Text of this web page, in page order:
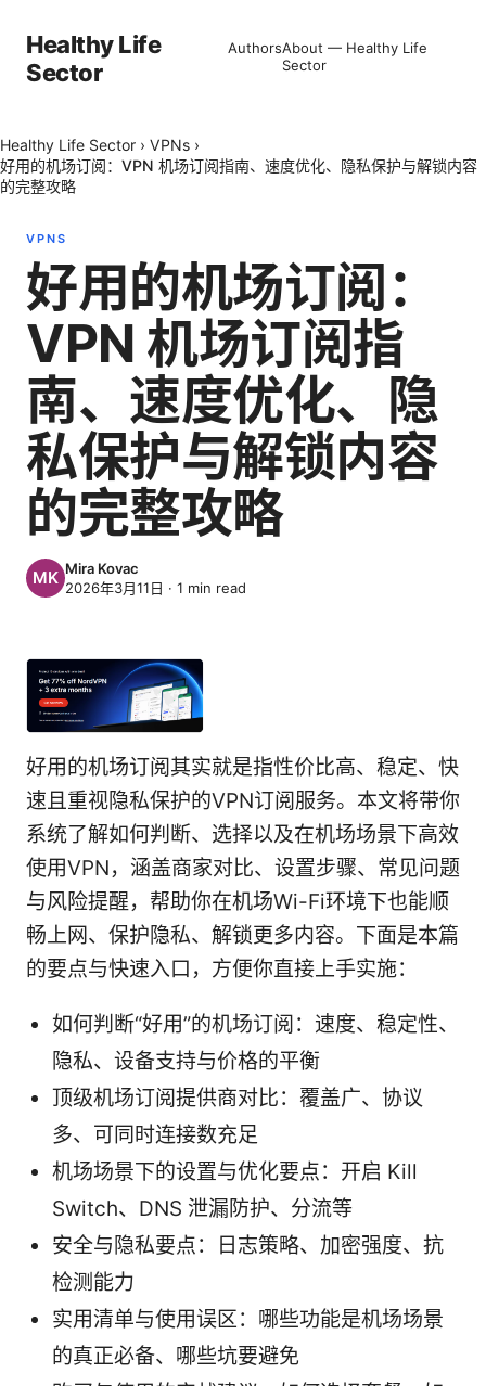
Healthy Life
Sector
AuthorsAbout — Healthy Life
Sector
Healthy Life Sector › VPNs ›
好用的机场订阅：VPN 机场订阅指南、速度优化、隐私保护与解锁内容
的完整攻略
VPNS
好用的机场订阅：
VPN 机场订阅指
南、速度优化、隐
私保护与解锁内容
的完整攻略
Mira Kovac
2026年3月11日 · 1 min read
好用的机场订阅其实就是指性价比高、稳定、快
速且重视隐私保护的VPN订阅服务。本文将带你
系统了解如何判断、选择以及在机场场景下高效
使用VPN，涵盖商家对比、设置步骤、常见问题
与风险提醒，帮助你在机场Wi-Fi环境下也能顺
畅上网、保护隐私、解锁更多内容。下面是本篇
的要点与快速入口，方便你直接上手实施：
如何判断“好用”的机场订阅：速度、稳定性、
隐私、设备支持与价格的平衡
顶级机场订阅提供商对比：覆盖广、协议
多、可同时连接数充足
机场场景下的设置与优化要点：开启 Kill
Switch、DNS 泄漏防护、分流等
安全与隐私要点：日志策略、加密强度、抗
检测能力
实用清单与使用误区：哪些功能是机场场景
的真正必备、哪些坑要避免